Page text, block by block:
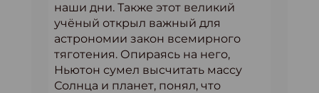
наши дни. Также этот великий
учёный открыл важный для
астрономии закон всемирного
тяготения. Опираясь на него,
Ньютон сумел высчитать массу
Солнца и планет, понял, что